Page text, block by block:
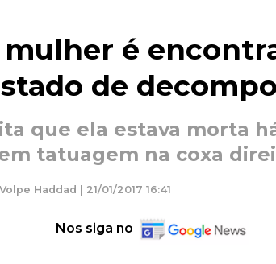
é
de
que ela estava morta
tatuagem na coxa
Haddad | 21/01/2017 16:41
Nos siga no